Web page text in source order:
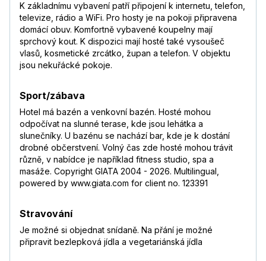
K základnímu vybavení patří připojení k internetu, telefon,
televize, rádio a WiFi. Pro hosty je na pokoji připravena
domácí obuv. Komfortně vybavené koupelny mají
sprchový kout. K dispozici mají hosté také vysoušeč
vlasů, kosmetické zrcátko, župan a telefon. V objektu
jsou nekuřácké pokoje.
Sport/zábava
Hotel má bazén a venkovní bazén. Hosté mohou
odpočívat na slunné terase, kde jsou lehátka a
slunečníky. U bazénu se nachází bar, kde je k dostání
drobné občerstvení. Volný čas zde hosté mohou trávit
různě, v nabídce je například fitness studio, spa a
masáže. Copyright GIATA 2004 - 2026. Multilingual,
powered by www.giata.com for client no. 123391
Stravování
Je možné si objednat snídaně. Na přání je možné
připravit bezlepková jídla a vegetariánská jídla